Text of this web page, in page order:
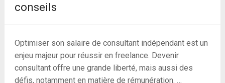
conseils
Optimiser son salaire de consultant indépendant est un
enjeu majeur pour réussir en freelance. Devenir
consultant offre une grande liberté, mais aussi des
défis, notamment en matière de rémunération. …